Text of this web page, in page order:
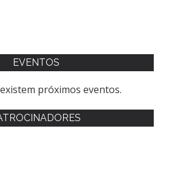
EVENTOS
próximos eventos.